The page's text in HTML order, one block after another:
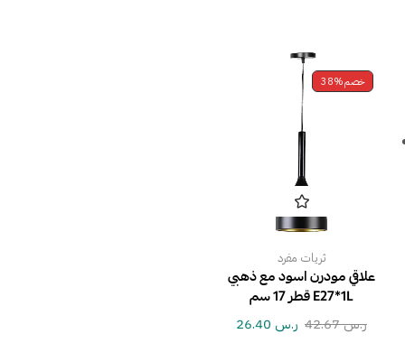
خصم38%
ثريات مفرد
علاقي مودرن اسود مع ذهبي
E27*1L قطر 17 سم
ر.س42.67 ر.س